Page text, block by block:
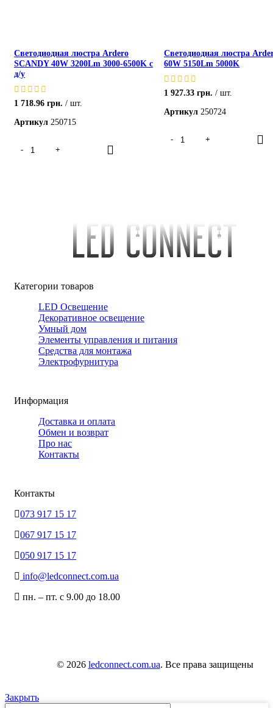
Светодиодная люстра Ardero
SCANDY 40W 3200Lm 3000-6500K с
д/у
1 718.96 грн.
шт.
Артикул 250715
Светодиодная люстра
60W 5150Lm 5000K
1 927.33 грн.
шт.
Артикул 250724
Категории товаров
LED Освещение
Декоративное освещение
Умный дом
Элементы управления и питания
Средства для монтажа
Электрофурнитура
Информация
Доставка и оплата
Обмен и возврат
Про нас
Контакты
Контакты
073 917 15 17
067 917 15 17
050 917 15 17
info@ledconnect.com.ua
пн. – пт. с 9.00 до 18.00
© 2026 ledconnect.com.ua. Все права защищены
Закрыть